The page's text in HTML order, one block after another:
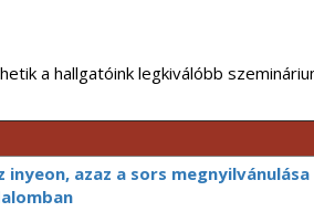
a hallgatóink legkiválóbb
inyeon, azaz a sors megnyilvánulása